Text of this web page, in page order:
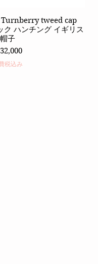
クビュー
Turnberry tweed cap
ク ハンチング イギリス
帽子
税込み